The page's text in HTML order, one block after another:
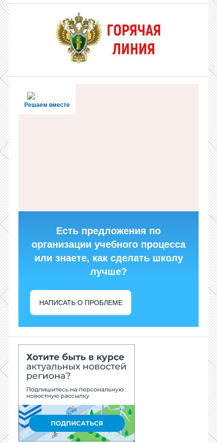
Решаем вместе
Есть предложения по
организации учебного процесса
или знаете, как сделать школу
лучше?
НАПИСАТЬ О ПРОБЛЕМЕ